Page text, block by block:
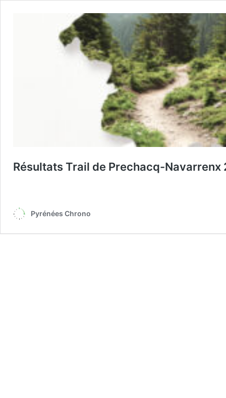
Résultats Trail de Prechacq-Navarrenx
Pyrénées Chrono